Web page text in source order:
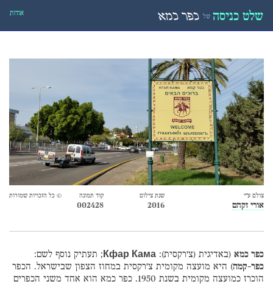
שלט כניסה של כפר כמא אודות
צולם ע״י
אורי זקהם
שנת צילום
2016
קוד תמונה
002428
© כל הזכויות שמורות
כפר כמא (באדיגית (צ'רקסית):Кфар Кама ; תעתיק נוסף לשם:
כפר-קמה) היא מועצה מקומית צ'רקסית במחוז הצפון שבישראל. הכפר
הוכרז כמועצה מקומית בשנת 1950. כפר כמא הוא אחד משני הכפרים